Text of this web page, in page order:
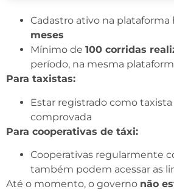
Cadastro ativo na plataforma
meses
Mínimo de 100 corridas
período, na mesma
Para taxistas:
Estar registrado como
comprovada
Para cooperativas de táxi:
Cooperativas regularmente
também podem acessar as
Até o momento, o governo não